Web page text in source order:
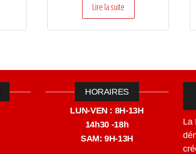
Lire la suite
HORAIRES
LUN-VEN : 8H-13H
14h30 -18h
SAM: 9H-13H
La